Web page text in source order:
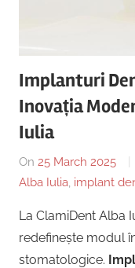
Centru
Lăncrănjan
19,
Alba
510218,
România
+40754463365
Implanturi
Inovația
Iulia
On 25 March 2025
Alba Iulia implant
La ClamiDent Alba
redefinește modul
stomatologice.